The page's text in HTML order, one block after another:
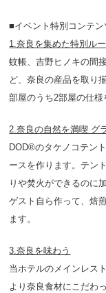
■イベント特別コンテン
1.奈良を集めた特別ル
蚊帳、吉野ヒノキの間
ど、奈良の産品を取り
部屋のうち2部屋の仕様
2.奈良の自然を満喫 グ
DOD®のタケノコテン
ースを作ります。テン
りや焚火ができるのに
ゲスト自ら作って、焙
ます。
3.奈良を味わう
当ホテルのメインレス
より奈良食材にこだわ